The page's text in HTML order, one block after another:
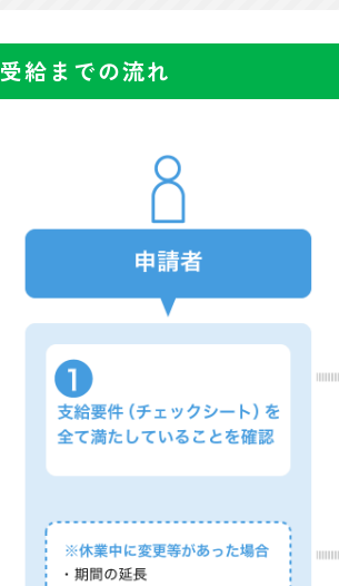
受給までの流れ